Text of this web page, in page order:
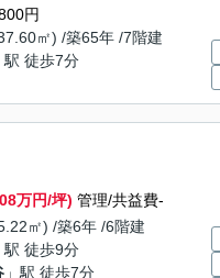
円
㎡) /築65年 /7階建
駅 徒歩7分
万円/坪) 管理/共益費-
㎡) /築6年 /6階建
駅 徒歩9分
」駅 徒歩7分